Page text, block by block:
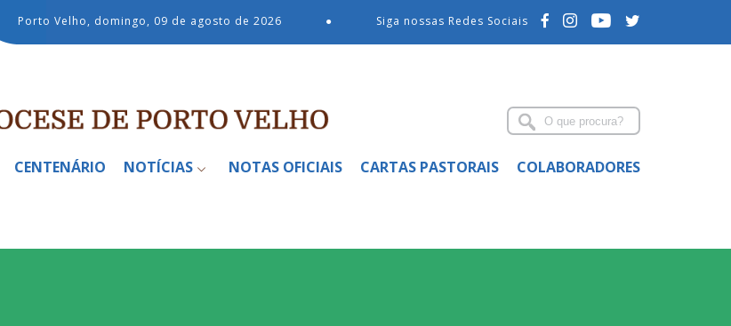
Porto Velho, domingo, 09 de agosto de 2026 ● Siga nossas Redes Sociais
CENTENÁRIO NOTÍCIAS NOTAS OFICIAIS CARTAS PASTORAIS COLABORADORES